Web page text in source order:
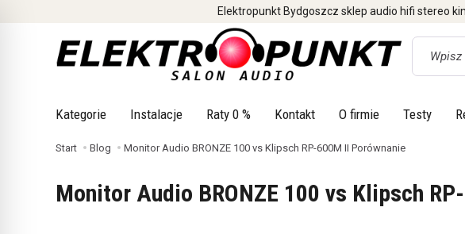
Elektropunkt Bydgoszcz sklep audio hifi stereo
Wyszukaj
Kategorie Instalacje Raty 0 % Kontakt O firmie Testy
Start Blog Monitor Audio BRONZE 100 vs Klipsch RP-600M II Porównanie
Monitor Audio BRONZE 100 vs Klipsch